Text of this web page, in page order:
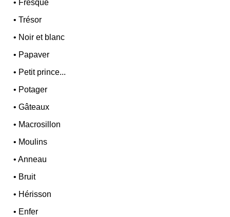
• Fresque
•Trésor
• Noir et blanc
• Papaver
• Petit prince...
• Potager
•Gâteaux
• Macrosillon
• Moulins
•Anneau
• Bruit
• Hérisson
• Enfer